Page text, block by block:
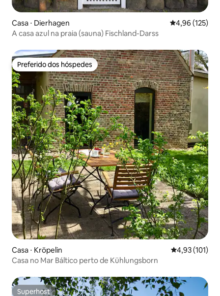
Casa ⋅ Dierhagen 4,96 de uma
4,96 (125)
A casa azul na praia (sauna) Fischland-Darss
Preferido dos hóspedes
Preferido dos hóspedes
Casa ⋅ Kröpelin 4,93 de uma
4,93 (101)
Casa no Mar Báltico perto de Kühlungsborn
Superhost